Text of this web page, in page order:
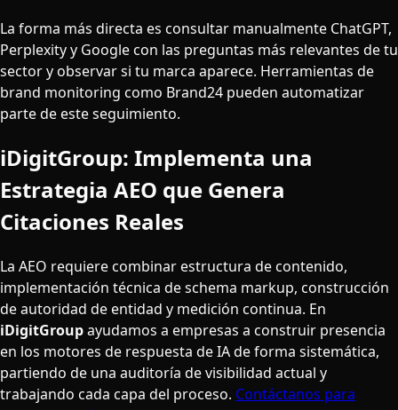
La forma más directa es consultar manualmente ChatGPT,
Perplexity y Google con las preguntas más relevantes de tu
sector y observar si tu marca aparece. Herramientas de
brand monitoring como Brand24 pueden automatizar
parte de este seguimiento.
iDigitGroup: Implementa una
Estrategia AEO que Genera
Citaciones Reales
La AEO requiere combinar estructura de contenido,
implementación técnica de schema markup, construcción
de autoridad de entidad y medición continua. En
iDigitGroupayudamos a empresas a construir presencia
en los motores de respuesta de IA de forma sistemática,
partiendo de una auditoría de visibilidad actual y
trabajando cada capa del proceso. Contáctanos para